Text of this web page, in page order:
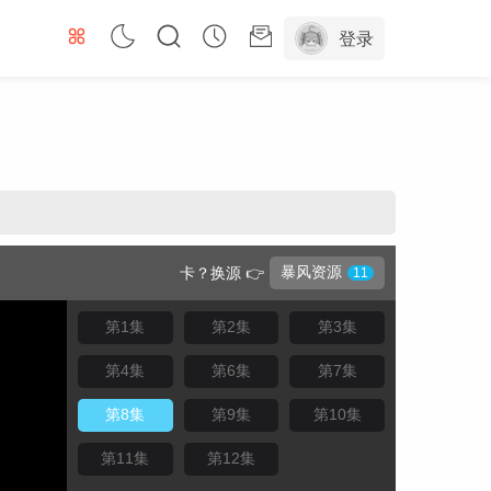
登录
卡？换源 👉 暴风资源
第1集 第2集 第3集
第4集 第6集 第7集
第8集 第9集 第10集
第11集 第12集